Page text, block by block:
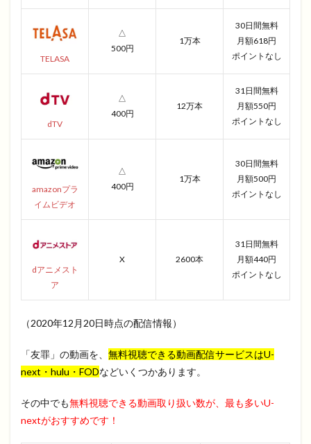
TELASA
△
500円
1万本
30日間無料
月額618円
ポイントなし
dTV
△
400円
12万本
31日間無料
月額550円
ポイントなし
amazonプラ
イムビデオ
△
400円
1万本
30日間無料
月額500円
ポイントなし
dアニメスト
ア
X 2600本
31日間無料
月額440円
ポイントなし
（2020年12月20日時点の配信情報）
「友罪」の動画を、 無料視聴できる動画配信サービスはU-
next・hulu・FODなどいくつかあります。
その中でも無料視聴できる動画取り扱い数が、最も多いU-
nextがおすすめです！